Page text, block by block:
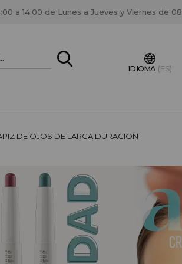
Si eres propietario de un centro de
como tal y disfrutar de descuentos y
CREAR CUENTA
a 14:00 de Lunes a Jueves y Viernes de
IDIOMA (ES)
DE OJOS DE LARGA DURACION